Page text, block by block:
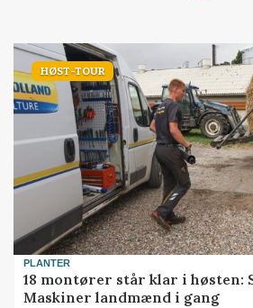
HØST-TOUR
PLANTER
18 montører står klar i høsten:
Maskiner landmænd i gang